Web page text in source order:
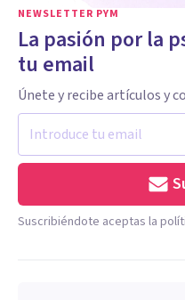
NEWSLETTER PYM
La pasión por la
tu email
Únete y recibe artículos y
Suscribiéndote aceptas la